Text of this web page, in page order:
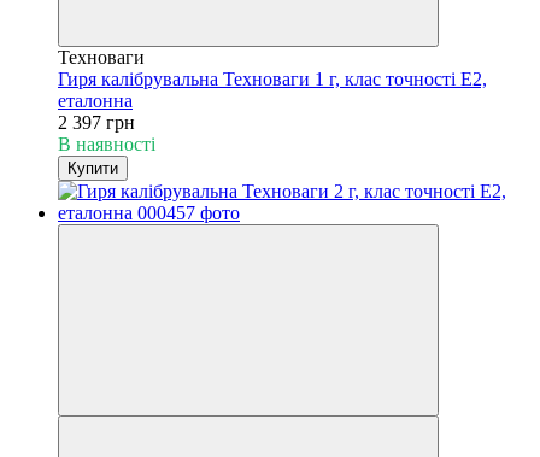
Техноваги
Гиря калібрувальна Техноваги 1 г, клас точності Е2,
еталонна
2 397 грн
В наявності
Купити